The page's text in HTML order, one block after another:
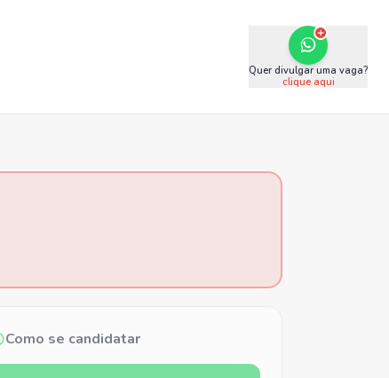
Quer divulgar uma vaga?
clique aqui
Como se candidatar